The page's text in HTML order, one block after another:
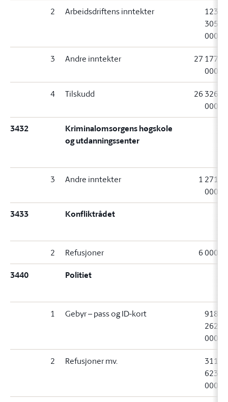
2 Arbeidsdriftens inntekter
123
305
000
3 Andre inntekter
27 177
000
4 Tilskudd
26 326
000
3432
Kriminalomsorgens høgskole
og utdanningssenter
3 Andre inntekter
1 271
000
3433 Konfliktrådet
2 Refusjoner 6 000
3440 Politiet
1 Gebyr – pass og ID-kort
918
262
000
2 Refusjoner mv.
311
623
000